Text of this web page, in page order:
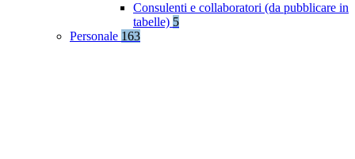
Consulenti e collaboratori (da pubblicare in
tabelle) 5
Personale 163